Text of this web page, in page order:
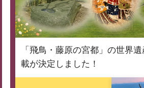
「飛鳥・藤原の宮都」の世界
載が決定しました！